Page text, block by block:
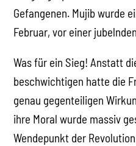
Gefangenen. Mujib wurde
Februar, vor einer
Was für ein Sieg! Anstatt
beschwichtigen hatte die
genau gegenteiligen
ihre Moral wurde massiv
Wendepunkt der